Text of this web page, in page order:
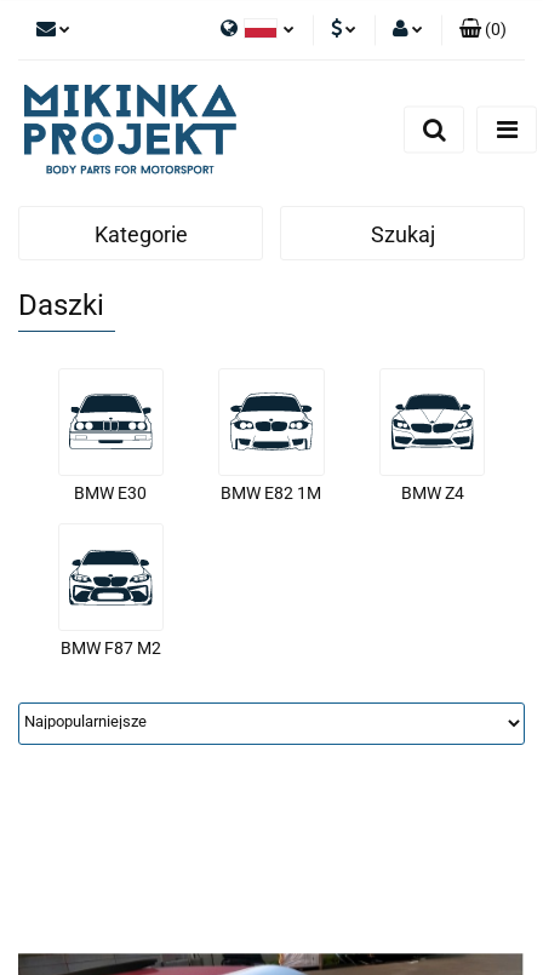
Polski
English
(0)
Kategorie Szukaj
Daszki
BMW E30 BMW E82 1M BMW Z4
BMW F87 M2